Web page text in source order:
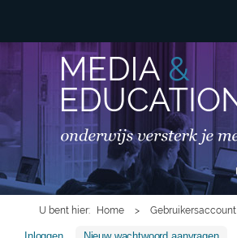
inhoud gaan
HOOFDMENU
U bent hier Home > Gebruikersaccount